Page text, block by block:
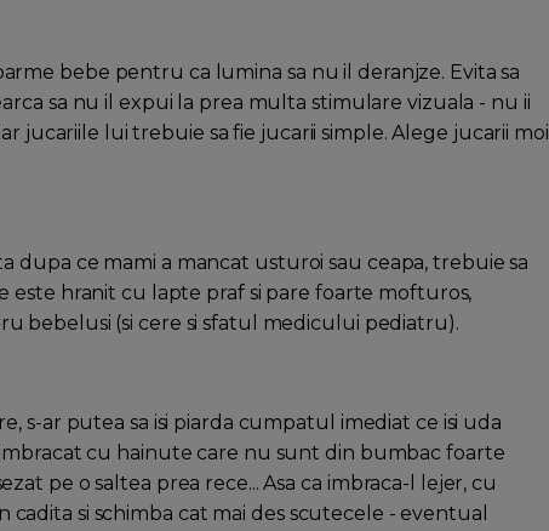
bebe pentru ca lumina sa nu il deranjze. Evita sa
sa nu il expui la prea multa stimulare vizuala - nu ii
jucariile lui trebuie sa fie jucarii simple. Alege jucarii moi
dupa ce mami a mancat usturoi sau ceapa, trebuie sa
este hranit cu lapte praf si pare foarte mofturos,
bebelusi (si cere si sfatul medicului pediatru).
s-ar putea sa isi piarda cumpatul imediat ce isi uda
cu hainute care nu sunt din bumbac foarte
pe o saltea prea rece... Asa ca imbraca-l lejer, cu
si schimba cat mai des scutecele - eventual